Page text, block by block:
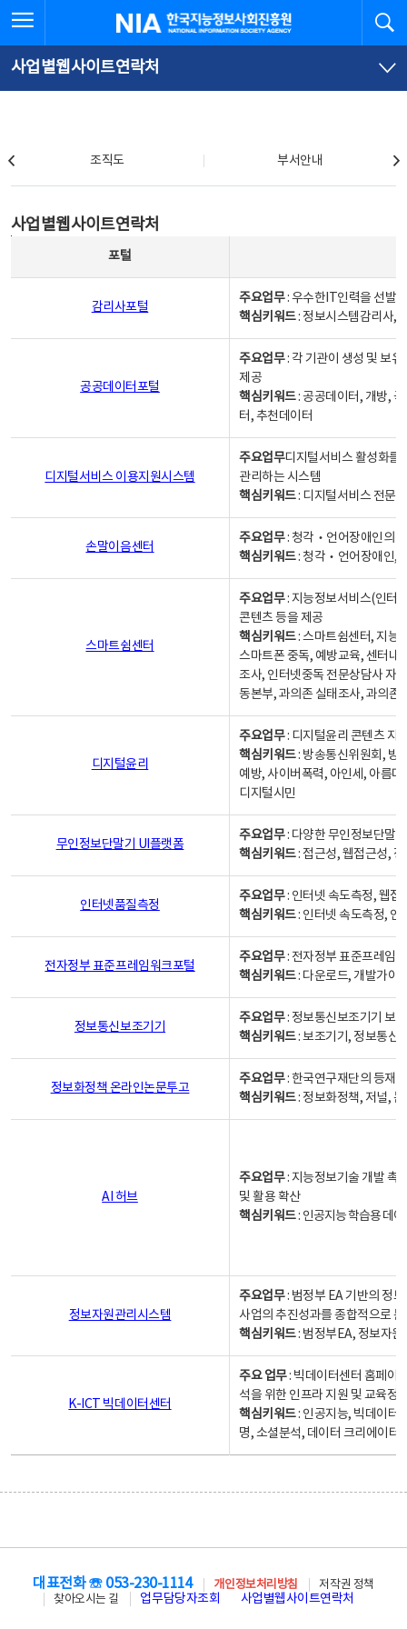
문
로
가
체
뉴
바
가
한국지능정보사회진흥원
사업별웹사이트연락처
조직도 부서안내
사업별웹사이트연락처
포털
감리사포털
주요업무: 우수한IT인력을 선발
핵심키워드: 정보시스템감리사,
공공데이터포털
주요업무: 각 기관이 생성 및 보
제공
핵심키워드: 공공데이터, 개방,
터, 추천데이터
디지털서비스 이용지원시스템
주요업무디지털서비스 활성화를
관리하는 시스템
핵심키워드: 디지털서비스 전문
손말이음센터
주요업무: 청각‧언어장애인의
핵심키워드: 청각‧언어장애인,
스마트쉼센터
주요업무: 지능정보서비스(인터
콘텐츠 등을 제공
핵심키워드: 스마트쉼센터, 지능
스마트폰 중독, 예방교육, 센터내
조사, 인터넷중독 전문상담사 자
동본부, 과의존 실태조사, 과의존
디지털윤리
주요업무: 디지털윤리 콘텐츠 지
핵심키워드: 방송통신위원회, 방
예방, 사이버폭력, 아인세, 아름
디지털시민
무인정보단말기 UI플랫폼
주요업무: 다양한 무인정보단말
핵심키워드: 접근성, 웹접근성,
인터넷품질측정
주요업무: 인터넷 속도측정, 웹접
핵심키워드: 인터넷 속도측정, 인
전자정부 표준프레임워크포털
주요업무: 전자정부 표준프레임
핵심키워드: 다운로드, 개발가이
정보통신보조기기
주요업무: 정보통신보조기기 보
핵심키워드: 보조기기, 정보통신
정보화정책 온라인논문투고
주요업무: 한국연구재단의 등재
핵심키워드: 정보화정책, 저널,
AI 허브
주요업무: 지능정보기술 개발 촉
및 활용 확산
핵심키워드: 인공지능 학습용 데
정보자원관리시스템
주요업무: 범정부 EA 기반의 정
사업의 추진성과를 종합적으로
핵심키워드: 범정부EA, 정보자
K-ICT 빅데이터센터
주요 업무: 빅데이터센터 홈페이
석을 위한 인프라 지원 및 교육정
핵심키워드: 인공지능, 빅데이터,
명, 소셜분석, 데이터 크리에이터
대표전화 ☏ 053-230-1114 개인정보처리방침
저작권 정책
찾아오시는 길
업무담당자조회 사업별웹사이트연락처